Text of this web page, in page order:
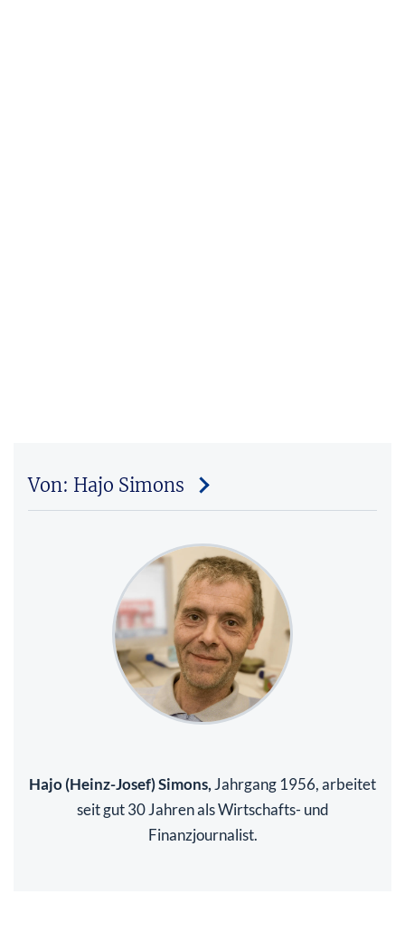
Von: Hajo Simons
Hajo (Heinz-Josef) Simons, Jahrgang 1956, arbeitet
seit gut 30 Jahren als Wirtschafts- und
Finanzjournalist.